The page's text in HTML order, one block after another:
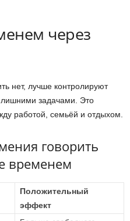
через
нет, лучше контролируют
задачами. Это
работой, семьёй и отдыхом.
говорить
временем
Положительный
эффект